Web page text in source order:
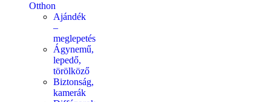
Otthon
Ajándék
–
meglepetés
Ágynemű,
lepedő,
törölköző
Biztonság,
kamerák